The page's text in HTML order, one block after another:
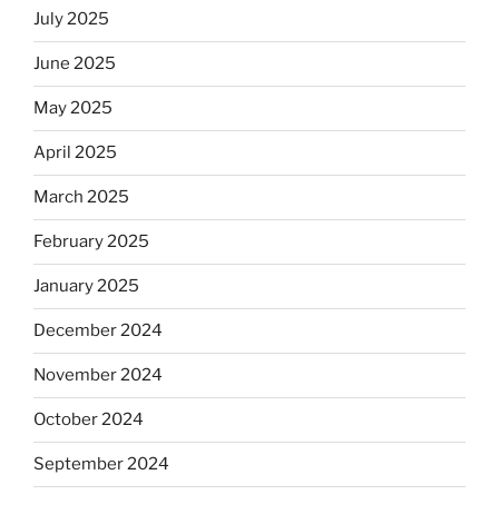
July 2025
June 2025
May 2025
April 2025
March 2025
February 2025
January 2025
December 2024
November 2024
October 2024
September 2024